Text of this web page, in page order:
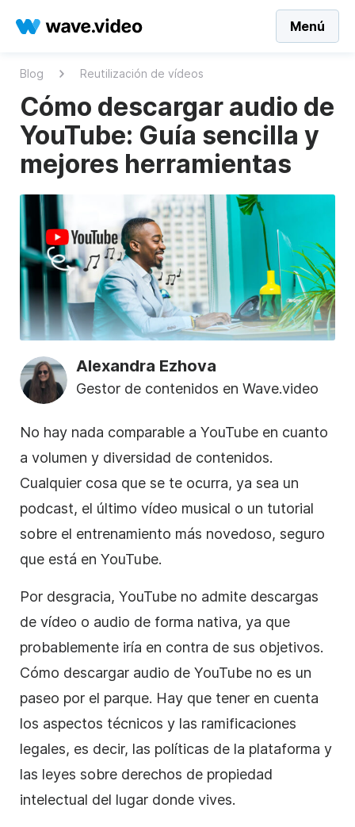
Menú
Blog Reutilización de vídeos
Cómo descargar audio de
YouTube: Guía sencilla y
mejores herramientas
Alexandra Ezhova
Gestor de contenidos en Wave.video
No hay nada comparable a YouTube en cuanto
a volumen y diversidad de contenidos.
Cualquier cosa que se te ocurra, ya sea un
podcast, el último vídeo musical o un tutorial
sobre el entrenamiento más novedoso, seguro
que está en YouTube.
Por desgracia, YouTube no admite descargas
de vídeo o audio de forma nativa, ya que
probablemente iría en contra de sus objetivos.
Cómo descargar audio de YouTube no es un
paseo por el parque. Hay que tener en cuenta
los aspectos técnicos y las ramificaciones
legales, es decir, las políticas de la plataforma y
las leyes sobre derechos de propiedad
intelectual del lugar donde vives.